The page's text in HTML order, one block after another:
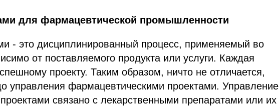
для фармацевтической промышленности
- это дисциплинированный процесс, применяемый во
от поставляемого продукта или услуги. Каждая
проекту. Таким образом, ничто не отличается,
управления фармацевтическими проектами. Управление
связано с лекарственными препаратами или их